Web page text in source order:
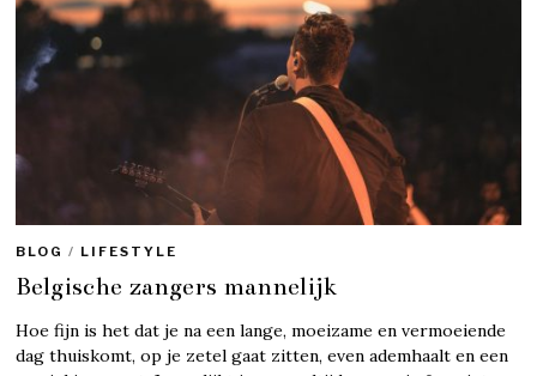
BLOG / LIFESTYLE
Belgische zangers mannelijk
Hoe fijn is het dat je na een lange, moeizame en vermoeiende
dag thuiskomt, op je zetel gaat zitten, even ademhaalt en een